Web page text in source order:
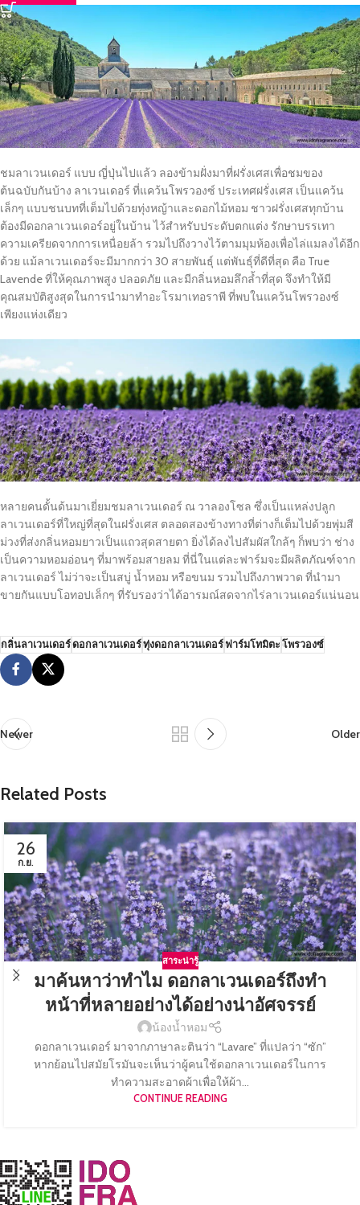
ชมลาเวนเดอร์ แบบ ญี่ปุ่นไปแล้ว ลองข้ามฝั่งมาที่ฝรั่งเศสเพื่อชมของ
ต้นฉบับกันบ้าง ลาเวนเดอร์ ที่แคว้นโพรวองซ์ ประเทศฝรั่งเศส เป็นแคว้น
เล็กๆ แบบชนบทที่เต็มไปด้วยทุ่งหญ้าและดอกไม้หอม ชาวฝรั่งเศสทุกบ้าน
ต้องมีดอกลาเวนเดอร์อยู่ในบ้าน ไว้สำหรับประดับตกแต่ง รักษาบรรเทา
ความเครียดจากการเหนื่อยล้า รวมไปถึงวางไว้ตามมุมห้องเพื่อไล่แมลงได้อีก
ด้วย แม้ลาเวนเดอร์จะมีมากกว่า 30 สายพันธุ์ แต่พันธุ์ที่ดีที่สุด คือ True
Lavende ที่ให้คุณภาพสูง ปลอดภัย และมีกลิ่นหอมลึกล้ำที่สุด จึงทำให้มี
คุณสมบัติสูงสุดในการนำมาทำอะโรมาเทอราพี ที่พบในแคว้นโพรวองซ์
เพียงแห่งเดียว
หลายคนดั้นด้นมาเยี่ยมชมลาเวนเดอร์ ณ วาลองโซล ซึ่งเป็นแหล่งปลูก
ลาเวนเดอร์ที่ใหญ่ที่สุดในฝรั่งเศส ตลอดสองข้างทางที่ต่างก็เต็มไปด้วยพุ่มสี
ม่วงที่ส่งกลิ่นหอมยาวเป็นแถวสุดสายตา ยิ่งได้ลงไปสัมผัสใกล้ๆ ก็พบว่า ช่าง
เป็นความหอมอ่อนๆ ที่มาพร้อมสายลม ที่นี่ในแต่ละฟาร์มจะมีผลิตภัณฑ์จาก
ลาเวนเดอร์ ไม่ว่าจะเป็นสบู่ น้ำหอม หรือขนม รวมไปถึงภาพวาด ที่นำมา
ขายกันแบบโอทอปเล็กๆ ที่รับรองว่าได้อารมณ์สดจากไร่ลาเวนเดอร์แน่นอน
กลิ่นลาเวนเดอร์ดอกลาเวนเดอร์ทุ่งดอกลาเวนเดอร์ฟาร์มโทมิตะ โพรวองซ์
Newer Older
Related Posts
26
ก.ย.
สาระน่ารู้
มาค้นหาว่าทำไม ดอกลาเวนเดอร์ถึงทำ
หน้าที่หลายอย่างได้อย่างน่าอัศจรรย์
น้องน้ำหอม
ดอกลาเวนเดอร์ มาจากภาษาละตินว่า “Lavare” ที่แปลว่า “ซัก”
หากย้อนไปสมัยโรมันจะเห็นว่าผู้คนใช้ดอกลาเวนเดอร์ในการ
ทำความสะอาดผ้าเพื่อให้ผ้า...
CONTINUE READING